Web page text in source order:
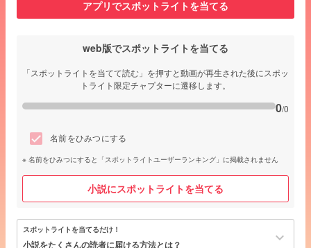
アプリでスポットライトを当てる
web版でスポットライトを当てる
「スポットライトを当てて読む」を押すと動画が再生された後にスポッ
トライト限定チャプターに遷移します。
0/0
名前をひみつにする
名前をひみつにすると「スポットライトユーザーランキング」に掲載されません
小説にスポットライトを当てる
スポットライトを当てるだけ！
小説をたくさんの読者に届ける方法とは？ keyboard_arrow_down